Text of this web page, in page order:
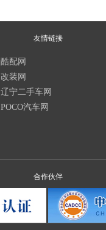
友情链接
酷配网
改装网
辽宁二手车网
POCO汽车网
合作伙伴